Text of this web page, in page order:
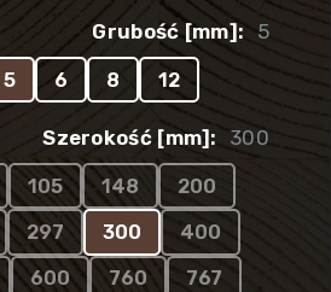
Grubość [mm]: 5
5 6 8 12
Szerokość [mm]: 300
105 148 200
297 300 400
600 760 767